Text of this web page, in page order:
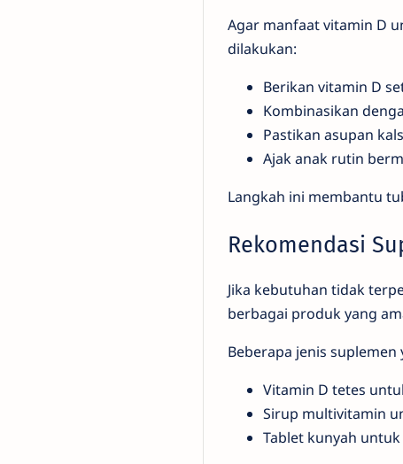
Agar manfaat vitamin D
dilakukan:
Berikan vitamin D
Kombinasikan
Pastikan asupan
Ajak anak rutin
Langkah ini membantu
Rekomendasi
Jika kebutuhan tidak
berbagai produk yang
Beberapa jenis
Vitamin D tetes
Sirup multivitamin
Tablet kunyah